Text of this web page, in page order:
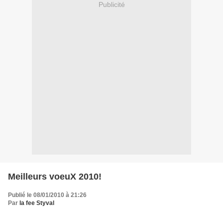
Publicité
Meilleurs voeuX 2010!
Publié le 08/01/2010 à 21:26
Par la fee Styval